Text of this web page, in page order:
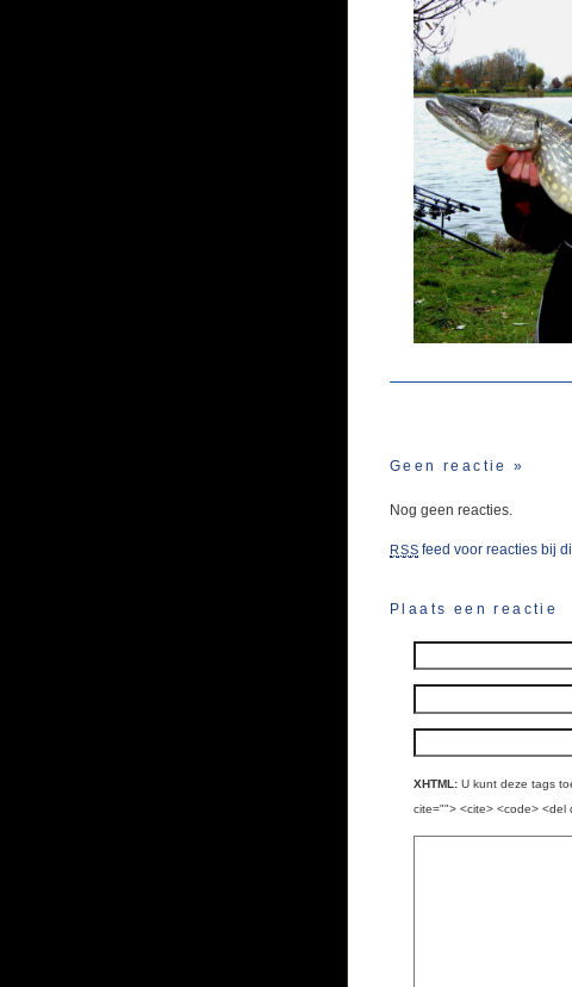
Geen reactie»
Nog geen reacties.
RSS feed voor reacties bij
Plaats een reactie
XHTML: U kunt deze tags
cite=""> <cite> <code> <del